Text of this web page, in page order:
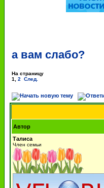
а вам слабо?
На страницу
1
2 След.
Автор
Талиса
Член семьи